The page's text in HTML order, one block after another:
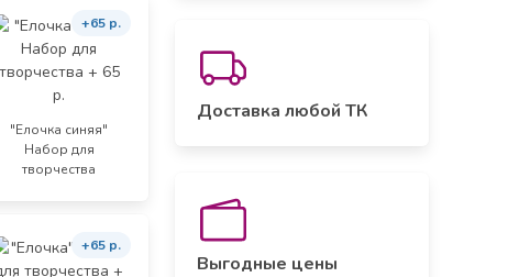
"Елочка синяя"
Набор для
творчества
+65 р.
+65 р.
Доставка любой ТК
Выгодные цены